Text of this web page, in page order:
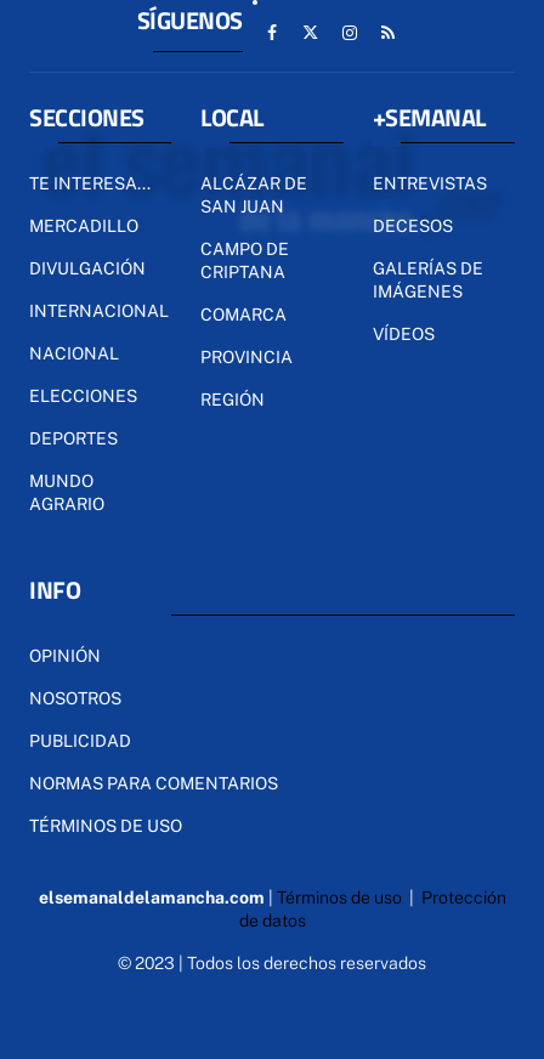
SÍGUENOS
SECCIONES
TE INTERESA...
MERCADILLO
DIVULGACIÓN
INTERNACIONAL
NACIONAL
ELECCIONES
DEPORTES
MUNDO
AGRARIO
LOCAL
ALCÁZAR DE
SAN JUAN
CAMPO DE
CRIPTANA
COMARCA
PROVINCIA
REGIÓN
+SEMANAL
ENTREVISTAS
DECESOS
GALERÍAS DE
IMÁGENES
VÍDEOS
INFO
OPINIÓN
NOSOTROS
PUBLICIDAD
NORMAS PARA COMENTARIOS
TÉRMINOS DE USO
elsemanaldelamancha.com Términos de uso| Protección
de datos
© 2023 | Todos los derechos reservados